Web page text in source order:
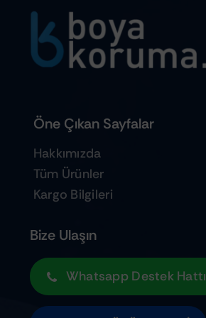
Öne Çıkan Sayfalar
Hakkımızda
Tüm Ürünler
Kargo Bilgileri
Bize Ulaşın
Whatsapp Destek Hattı